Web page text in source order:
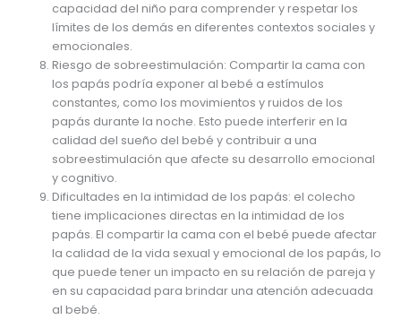
capacidad del niño para comprender y respetar los
límites de los demás en diferentes contextos sociales y
emocionales.
Riesgo de sobreestimulación: Compartir la cama con
los papás podría exponer al bebé a estímulos
constantes, como los movimientos y ruidos de los
papás durante la noche. Esto puede interferir en la
calidad del sueño del bebé y contribuir a una
sobreestimulación que afecte su desarrollo emocional
y cognitivo.
Dificultades en la intimidad de los papás: el colecho
tiene implicaciones directas en la intimidad de los
papás. El compartir la cama con el bebé puede afectar
la calidad de la vida sexual y emocional de los papás, lo
que puede tener un impacto en su relación de pareja y
en su capacidad para brindar una atención adecuada
al bebé.